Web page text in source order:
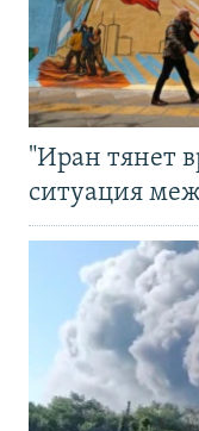
"Иран тянет
ситуация